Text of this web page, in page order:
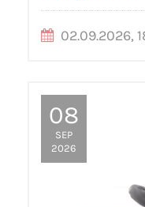
02.09.2026,
08
SEP
2026